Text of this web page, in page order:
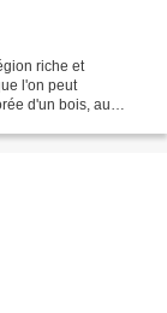
riche et
l'on peut
d'un bois, au